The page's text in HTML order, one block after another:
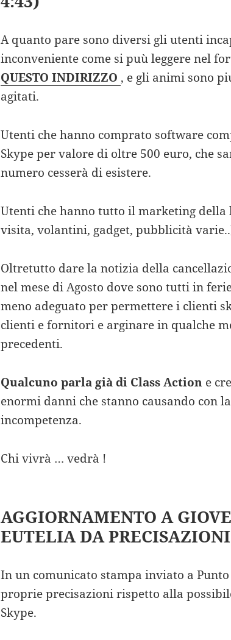
A quanto pare sono diversi gli utenti
inconveniente come si puù leggere nel
QUESTO INDIRIZZO , e gli animi sono
agitati.
Utenti che hanno comprato software
Skype per valore di oltre 500 euro, che
numero cesserà di esistere.
Utenti che hanno tutto il marketing
visita, volantini, gadget, pubblicità
Oltretutto dare la notizia della
nel mese di Agosto dove sono tutti in
meno adeguato per permettere i clienti
clienti e fornitori e arginare in qualche
precedenti.
Qualcuno parla già di Class Action e
enormi danni che stanno causando con
incompetenza.
Chi vivrà … vedrà !
AGGIORNAMENTO A
EUTELIA DA
In un comunicato stampa inviato a
proprie precisazioni rispetto alla
Skype.